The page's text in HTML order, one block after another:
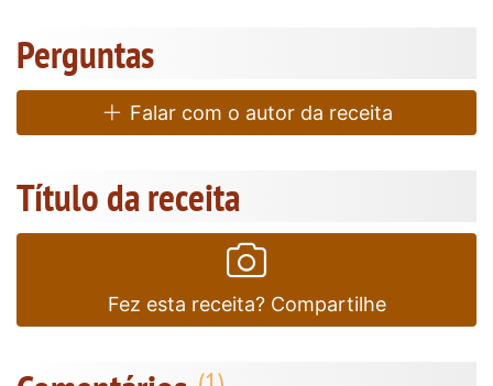
Perguntas
Falar com o autor da receita
Título da receita
Fez esta receita? Compartilhe